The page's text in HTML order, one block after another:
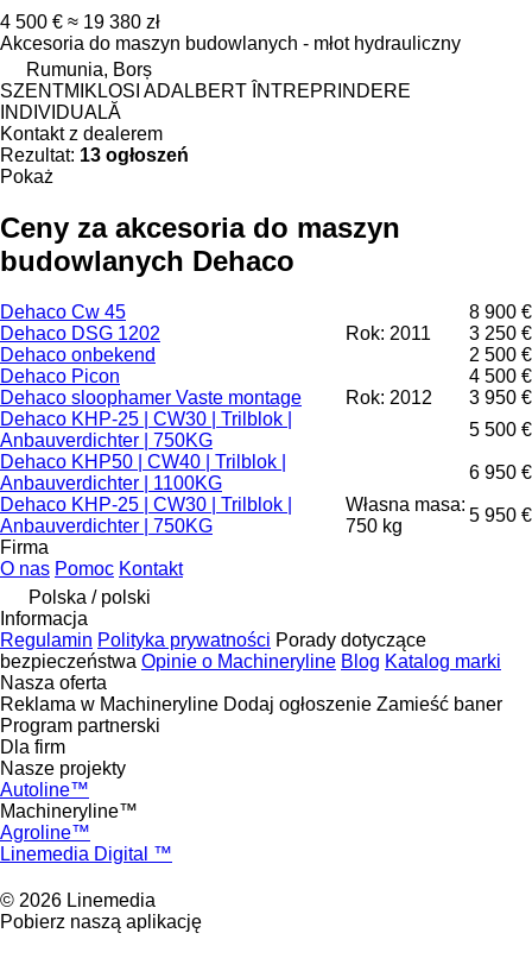
4 500 € ≈ 19 380 zł
Akcesoria do maszyn budowlanych - młot hydrauliczny
Rumunia, Borș
SZENTMIKLOSI ADALBERT ÎNTREPRINDERE
INDIVIDUALĂ
Kontakt z dealerem
Rezultat: 13 ogłoszeń
Pokaż
Ceny za akcesoria do maszyn
budowlanych Dehaco
Dehaco Cw 45
8 900 €
Dehaco DSG 1202
Rok: 2011
3 250 €
Dehaco onbekend
2 500 €
Dehaco Picon
4 500 €
Dehaco sloophamer Vaste montage
Rok: 2012
3 950 €
Dehaco KHP-25 | CW30 | Trilblok |
Anbauverdichter | 750KG
5 500 €
Dehaco KHP50 | CW40 | Trilblok |
Anbauverdichter | 1100KG
6 950 €
Dehaco KHP-25 | CW30 | Trilblok |
Anbauverdichter | 750KG
Własna masa:
750 kg
5 950 €
Firma
O nas Pomoc Kontakt
Polska / polski
Informacja
Regulamin Polityka prywatności Porady dotyczące
bezpieczeństwa Opinie o Machineryline Blog Katalog marki
Nasza oferta
Reklama w Machineryline Dodaj ogłoszenie Zamieść baner
Program partnerski
Dla firm
Nasze projekty
Autoline™
Machineryline™
Agroline™
Linemedia Digital ™
© 2026 Linemedia
Pobierz naszą aplikację